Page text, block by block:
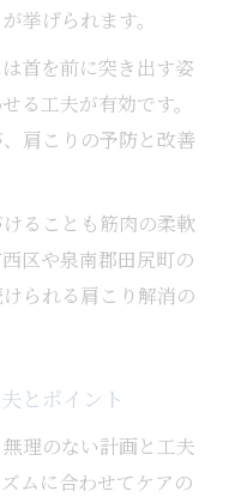
挙げられます。
首を前に突き出す姿
る工夫が有効です。
肩こりの予防と改善
ることも筋肉の柔軟
区や泉南郡田尻町の
られる肩こり解消の
とポイント
理のない計画と工夫
ムに合わせてケアの